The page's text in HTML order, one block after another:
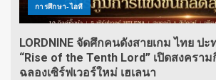
การศึกษา-ไอที
LORDNINE จัดศึกคนดังสายเกม ไทย ป
“Rise of the Tenth Lord” เปิดสงครา
ฉลองเซิร์ฟเวอร์ใหม่ เฮเลนา